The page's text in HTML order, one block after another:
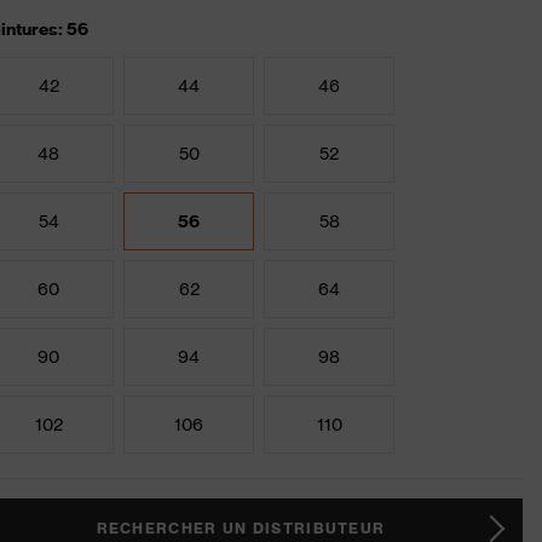
56
42 44 46
48 50 52
54 56 58
60 62 64
90 94 98
102 106 110
RECHERCHER UN DISTRIBUTEUR